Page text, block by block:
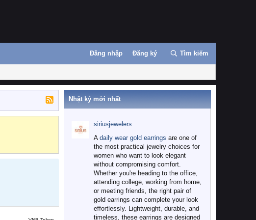
Đăng nhập Đăng ký Tìm kiếm
Nhật ký mới nhất
siriusjewelers
A daily wear gold earrings are one of
the most practical jewelry choices for
women who want to look elegant
without compromising comfort.
Whether you're heading to the office,
attending college, working from home,
or meeting friends, the right pair of
gold earrings can complete your look
effortlessly. Lightweight, durable, and
timeless, these earrings are designed